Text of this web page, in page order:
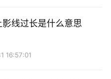
投资产品的交易、加强对
为一家大型国有银行，必
调整自身的业务策略。在
线过长是什么意思
16:57:01